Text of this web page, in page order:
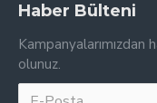
Haber Bülteni
olunuz.